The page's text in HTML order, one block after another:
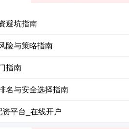
避坑指南
险与策略指南
指南
名与安全选择指南
平台_在线开户